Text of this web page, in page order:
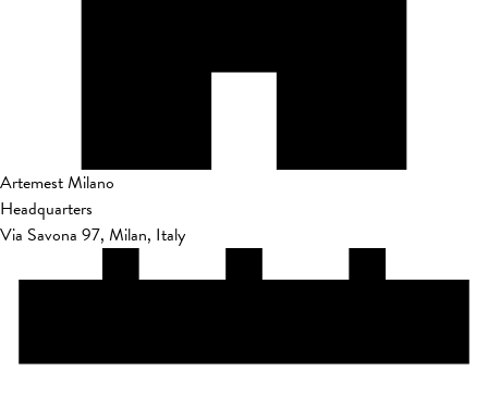
Artemest Milano
Headquarters
Via Savona 97, Milan, Italy